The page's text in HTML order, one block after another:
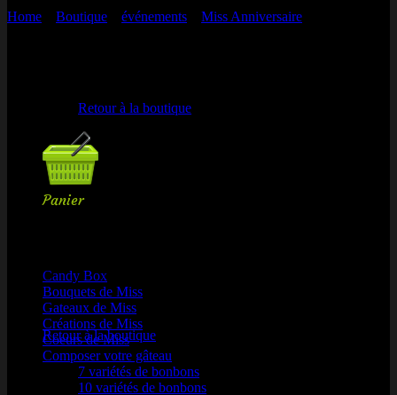
Retour à la boutique
Panier
Votre panier est vide.
Retour à la boutique
Home
Boutique événements Miss Anniversaire
Candy Box
Bouquets de Miss
Gateaux de Miss
Créations de Miss
Coeurs de Miss
Composer votre gâteau
7 variétés de bonbons
10 variétés de bonbons